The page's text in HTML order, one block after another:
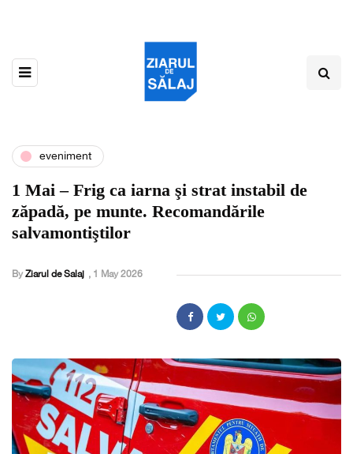
eveniment
1 Mai – Frig ca iarna şi strat instabil de
zăpadă, pe munte. Recomandările
salvamontiştilor
By Ziarul de Salaj , 1 May 2026